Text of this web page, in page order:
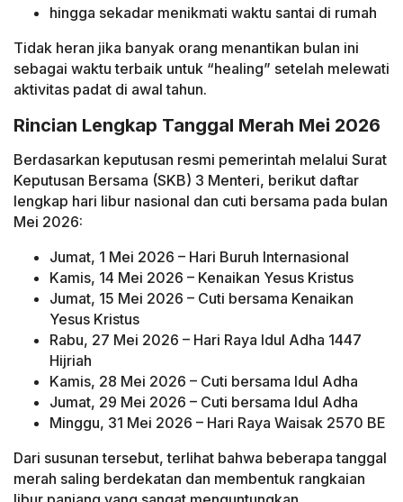
hingga sekadar menikmati waktu santai di rumah
Tidak heran jika banyak orang menantikan bulan ini
sebagai waktu terbaik untuk “healing” setelah melewati
aktivitas padat di awal tahun.
Rincian Lengkap Tanggal Merah Mei 2026
Berdasarkan keputusan resmi pemerintah melalui Surat
Keputusan Bersama (SKB) 3 Menteri, berikut daftar
lengkap hari libur nasional dan cuti bersama pada bulan
Mei 2026:
Jumat, 1 Mei 2026 – Hari Buruh Internasional
Kamis, 14 Mei 2026 – Kenaikan Yesus Kristus
Jumat, 15 Mei 2026 – Cuti bersama Kenaikan
Yesus Kristus
Rabu, 27 Mei 2026 – Hari Raya Idul Adha 1447
Hijriah
Kamis, 28 Mei 2026 – Cuti bersama Idul Adha
Jumat, 29 Mei 2026 – Cuti bersama Idul Adha
Minggu, 31 Mei 2026 – Hari Raya Waisak 2570 BE
Dari susunan tersebut, terlihat bahwa beberapa tanggal
merah saling berdekatan dan membentuk rangkaian